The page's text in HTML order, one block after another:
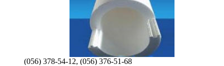
(056) 378-54-12, (056) 376-51-68